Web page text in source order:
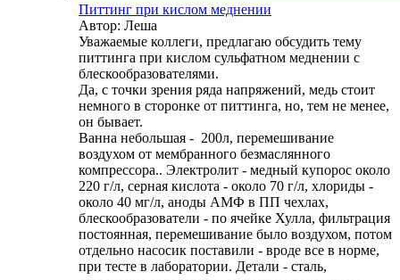
Питтинг при кислом меднении
Автор: Леша
Уважаемые коллеги, предлагаю обсудить тему
питтинга при кислом сульфатном меднении с
блескообразователями.
Да, с точки зрения ряда напряжений, медь стоит
немного в сторонке от питтинга, но, тем не менее,
он бывает.
Ванна небольшая - 200л, перемешивание
воздухом от мембранного безмаслянного
компрессора.. Электролит - медный купорос около
220 г/л, серная кислота - около 70 г/л, хлориды -
около 40 мг/л, аноды АМФ в ПП чехлах,
блескообразователи - по ячейке Хулла, фильтрация
постоянная, перемешивание было воздухом, потом
отдельно насосик поставили - вроде все в норме,
при тесте в лаборатории. Детали - сталь,